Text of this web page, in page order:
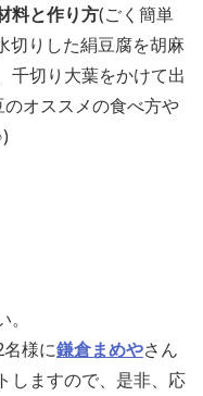
料と作り方(ごく簡単
切りした絹豆腐を胡麻
千切り大葉をかけて出
オススメの食べ方や
様に鎌倉まめやさん
しますので、是非、応